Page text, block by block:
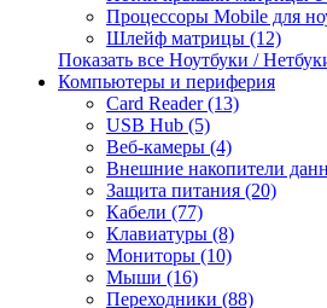
Процессоры Mobile для
Шлейф матрицы (12)
Показать все Ноутбуки /
Компьютеры и периферия
Card Reader (13)
USB Hub (5)
Веб-камеры (4)
Внешние накопители
Защита питания (20)
Кабели (77)
Клавиатуры (8)
Мониторы (10)
Мыши (16)
Переходники (88)